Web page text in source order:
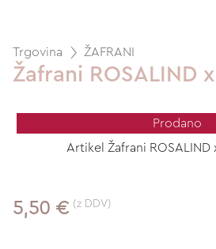
Trgovina ŽAFRANI
Žafrani ROSALIND x
Prodano
Artikel Žafrani ROSALIND
5,50 € (z DDV)